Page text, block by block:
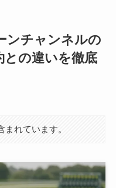
ンチャンネルの
との違いを徹底
れています。